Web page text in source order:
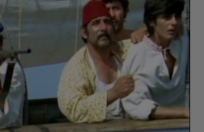
nivel A1, lecția 5 / VIDEO